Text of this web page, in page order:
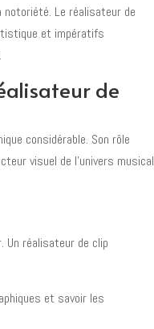
Le réalisateur de
et impératifs
de
considérable. Son rôle
visuel de l'univers musical
Un réalisateur de clip
et savoir les